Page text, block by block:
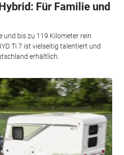
Für Familie und
und bis zu 119 Kilometer rein
Ti 7 ist vielseitig talentiert und
erhältlich.